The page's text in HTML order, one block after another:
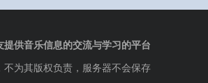
供音乐信息的交流与学习的平台
为其版权负责，服务器不会保存